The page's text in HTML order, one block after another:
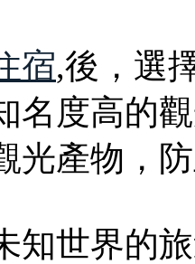
宿,後，選
名度高的
光產物，
知世界的